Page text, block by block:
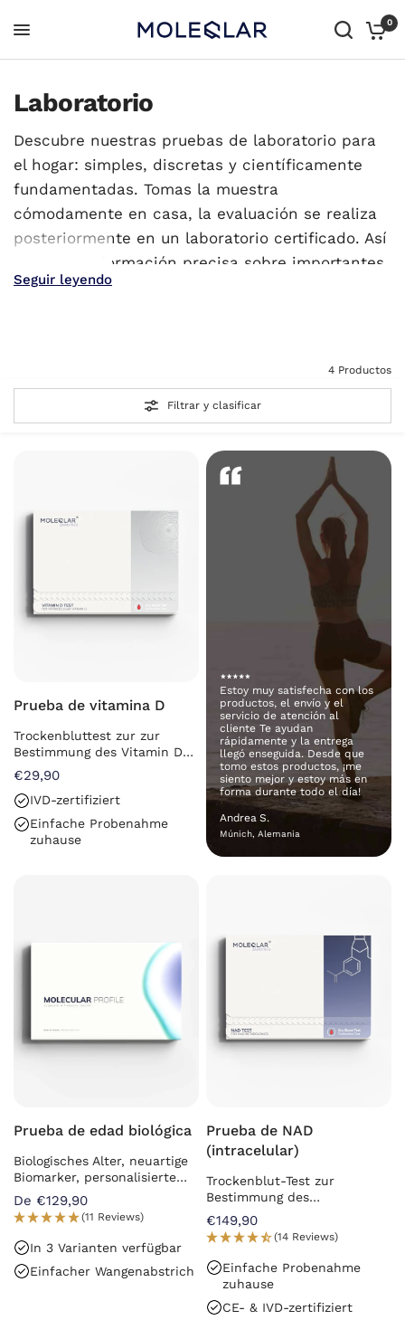
0
Laboratorio
Descubre nuestras pruebas de laboratorio para
el hogar: simples, discretas y científicamente
fundamentadas. Tomas la muestra
cómodamente en casa, la evaluación se realiza
posteriormente en un laboratorio certificado. Así
obtienes información precisa sobre importantes
marcadores de salud como la vitamina D,
Seguir leyendo
4 Productos
Filtrar y clasificar
Prueba de vitamina D
Trockenbluttest zur zur
Bestimmung des Vitamin D-
Spiegels im Blut
€29,90
IVD-zertifiziert
Einfache Probenahme
zuhause
Estoy muy satisfecha con los
productos, el envío y el
servicio de atención al
cliente Te ayudan
rápidamente y la entrega
llegó enseguida. Desde que
tomo estos productos, ¡me
siento mejor y estoy más en
forma durante todo el día!
Andrea S.
Múnich, Alemania
Prueba de edad biológica
Biologisches Alter, neuartige
Biomarker, personalisierte
Empfehlungen
De €129,90
(11 Reviews)
In 3 Varianten verfügbar
Einfacher Wangenabstrich
Prueba de NAD
(intracelular)
Trockenblut-Test zur
Bestimmung des
intrazellulären NAD-Spiegels
€149,90
(14 Reviews)
Einfache Probenahme
zuhause
CE- & IVD-zertifiziert